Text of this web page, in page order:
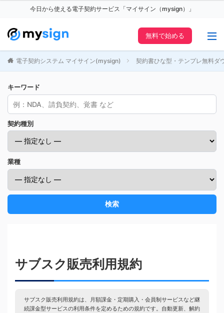
今日から使える電子契約サービス「マイサイン（mysign）」
無料で始める
電子契約システム マイサイン(mysign) 契約書ひな型・テンプレ無料ダ
キーワード
契約種別
業種
検索
サブスク販売利用規約
サブスク販売利用規約は、月額課金・定期購入・会員制サービスなど継
続課金型サービスの利用条件を定めるための規約です。自動更新、解約